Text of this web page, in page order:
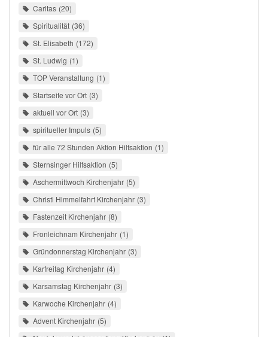
Caritas 20
Spiritualität 36
St. Elisabeth 172
St. Ludwig 1
TOP Veranstaltung 1
Startseite vor Ort 3
aktuell vor Ort 3
spiritueller Impuls 5
für alle 72 Stunden Aktion Hilfsaktion 1
Sternsinger Hilfsaktion 5
Aschermittwoch Kirchenjahr 5
Christi Himmelfahrt Kirchenjahr 3
Fastenzeit Kirchenjahr 8
Fronleichnam Kirchenjahr 1
Gründonnerstag Kirchenjahr 3
Karfreitag Kirchenjahr 4
Karsamstag Kirchenjahr 3
Karwoche Kirchenjahr 4
Advent Kirchenjahr 5